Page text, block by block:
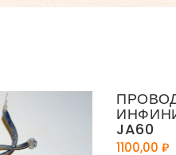
JA60
1100,00 ₽